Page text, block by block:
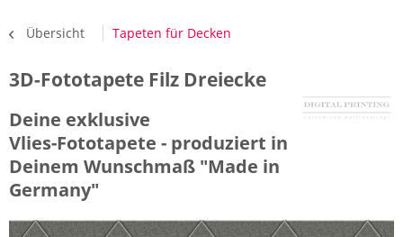
Übersicht Tapeten für Decken
3D-Fototapete Filz Dreiecke
Deine exklusive
Vlies-Fototapete - produziert in
Deinem Wunschmaß "Made in
Germany"